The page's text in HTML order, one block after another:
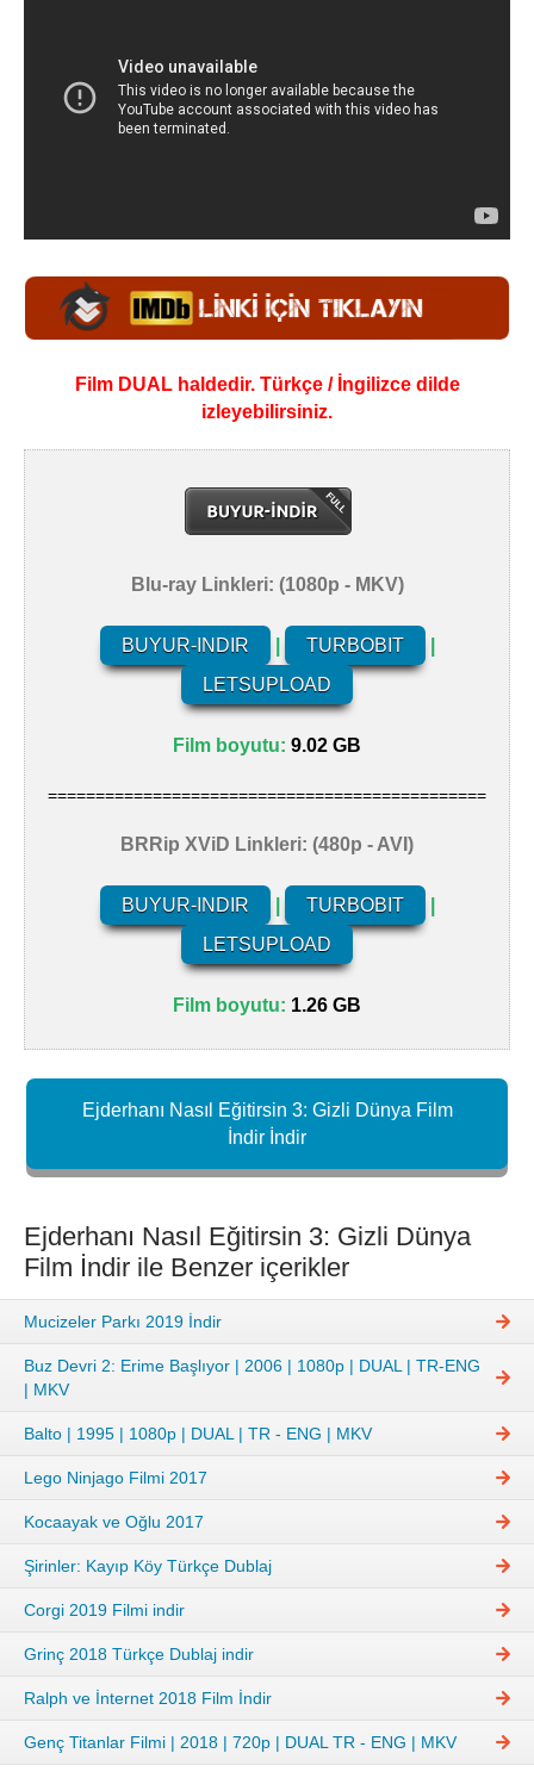
Film DUAL haldedir. Türkçe / İngilizce dilde
izleyebilirsiniz.
Blu-ray Linkleri: (1080p - MKV)
BUYUR-INDIR TURBOBIT
LETSUPLOAD
Film boyutu: 9.02 GB
==============================================
BRRip XViD Linkleri: (480p - AVI)
BUYUR-INDIR TURBOBIT
LETSUPLOAD
Film boyutu: 1.26 GB
Ejderhanı Nasıl Eğitirsin 3: Gizli Dünya Film
İndir İndir
Ejderhanı Nasıl Eğitirsin 3: Gizli Dünya
Film İndir ile Benzer içerikler
Mucizeler Parkı 2019 İndir
Buz Devri 2: Erime Başlıyor | 2006 | 1080p | DUAL | TR-ENG
| MKV
Balto | 1995 | 1080p | DUAL | TR - ENG | MKV
Lego Ninjago Filmi 2017
Kocaayak ve Oğlu 2017
Şirinler: Kayıp Köy Türkçe Dublaj
Corgi 2019 Filmi indir
Grinç 2018 Türkçe Dublaj indir
Ralph ve İnternet 2018 Film İndir
Genç Titanlar Filmi | 2018 | 720p | DUAL TR - ENG | MKV